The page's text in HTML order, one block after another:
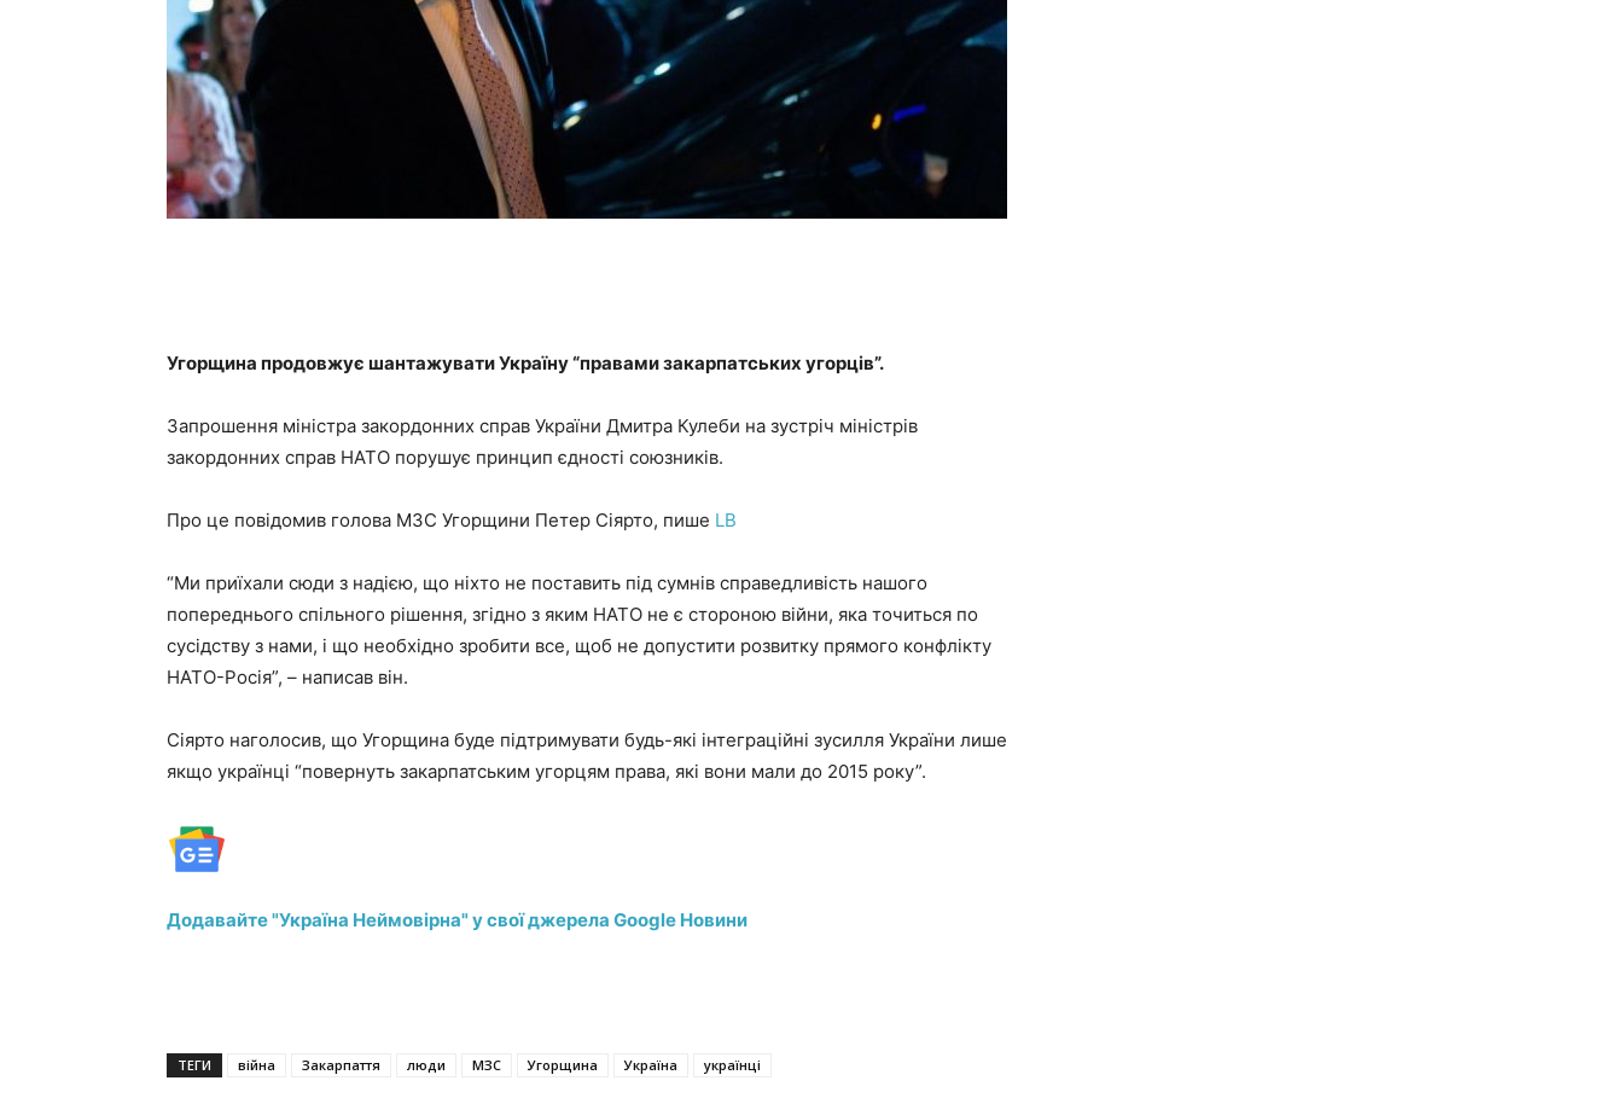
Угорщина продовжує шантажувати Україну “правами закарпатських угорців”.
Запрошення міністра закордонних справ України Дмитра Кулеби на зустріч міністрів
закордонних справ НАТО порушує принцип єдності союзників.
Про це повідомив голова МЗС Угорщини Петер Сіярто, пише LB
“Ми приїхали сюди з надією, що ніхто не поставить під сумнів справедливість нашого
попереднього спільного рішення, згідно з яким НАТО не є стороною війни, яка точиться по
сусідству з нами, і що необхідно зробити все, щоб не допустити розвитку прямого конфлікту
НАТО-Росія”, – написав він.
Сіярто наголосив, що Угорщина буде підтримувати будь-які інтеграційні зусилля України лише
якщо українці “повернуть закарпатським угорцям права, які вони мали до 2015 року”.
Додавайте "Україна Неймовірна" у свої джерела Google Новини
ТЕГИ війна Закарпаття люди МЗС Угорщина Україна українці